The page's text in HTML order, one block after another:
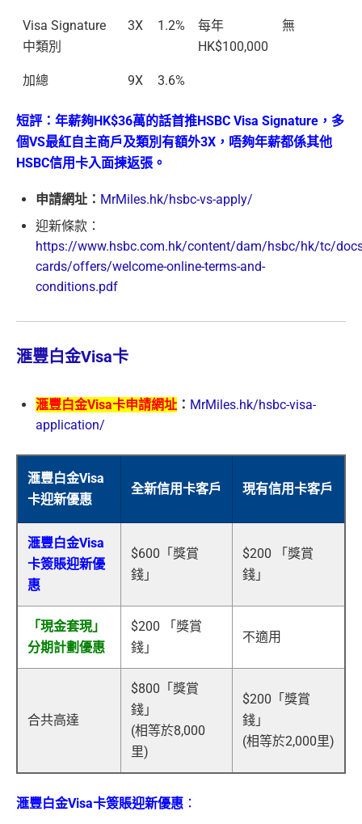
Visa Signature
中類別
3X 1.2%
每年
HK$100,000
無
加總 9X 3.6%
短評：年薪夠HK$36萬的話首推HSBC Visa Signature，多
個VS最紅自主商戶及類別 有額外3X，唔夠年薪都係其他
HSBC信用卡入面揀返張。
申請網址： MrMiles.hk/hsbc-vs-apply/
迎新條款：
https://www.hsbc.com.hk/content/dam/hsbc/hk/tc/
cards/offers/welcome-online-terms-and-
conditions.pdf
滙豐白金Visa卡
滙豐白金Visa卡申請網址 ： MrMiles.hk/hsbc-visa-
application/
滙豐白金Visa
卡迎新優惠
全新信用卡客戶 現有信用卡客戶
滙豐白金Visa
卡簽賬迎新優
惠
$600「獎賞
錢」
$200 「獎賞
錢」
「現金套現」
分期計劃優惠
$200 「獎賞
錢」
不適用
合共高達
$800「獎賞
錢」
(相等於8,000
里)
$200「獎賞
錢」
(相等於2,000里)
滙豐白金Visa卡簽賬迎新優惠 ：